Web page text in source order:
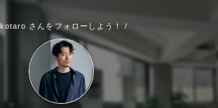
さんをフォローしよう！ /